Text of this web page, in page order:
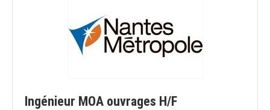
Ingénieur MOA ouvrages H/F